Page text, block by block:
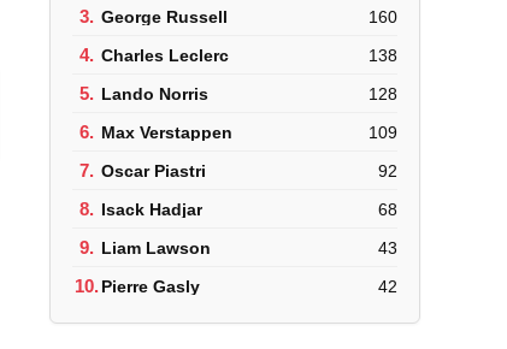
3. George Russell 160
4. Charles Leclerc 138
5. Lando Norris 128
6. Max Verstappen 109
7. Oscar Piastri 92
8. Isack Hadjar 68
9. Liam Lawson 43
10.Pierre Gasly 42